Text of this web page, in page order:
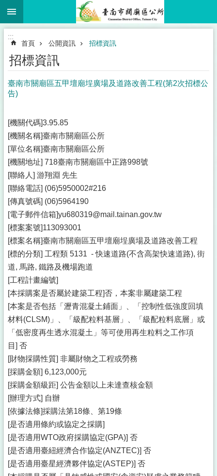
跳到主要內容區塊
:::
首頁 公開資訊 招標資訊
招標資訊
臺南市關廟區五甲壇廟埕廣場及道路改善工程(第2次招標公
告)
[機關代碼]3.95.85
[機關名稱]臺南市關廟區公所
[單位名稱]臺南市關廟區公所
[機關地址] 718臺南市關廟區中正路998號
[聯絡人] 游翔淵 先生
[聯絡電話] (06)5950002#216
[傳真號碼] (06)5964190
[電子郵件信箱]yu680319@mail.tainan.gov.tw
[標案案號]113093001
[標案名稱]臺南市關廟區五甲壇廟埕廣場及道路改善工程
[標的分類] 工程類 5131 - 快速道路(不含高架快速道路), 街
道, 馬路, 鐵路及機場跑道
[工程計畫編號]
[本採購案是否屬於建築工程]否，本案非屬建築工程
[本案是否包括「瀝青混凝土鋪面」、「控制性低強度回填
材料(CLSM)」、「級配粒料基層」、「級配粒料底層」或
「低密度再生透水混凝土」等可使用再生粒料之工作項
目] 否
[財物採購性質] 非屬財物之工程或勞務
[採購金額] 6,123,000元
[採購金額級距] 公告金額以上未達查核金額
[辦理方式] 自辦
[依據法條]採購法第18條、第19條
[是否適用條約或協定之採購]
[是否適用WTO政府採購協定(GPA)] 否
[是否適用臺紐經濟合作協定(ANZTEC)] 否
[是否適用臺星經濟夥伴協定(ASTEP)] 否